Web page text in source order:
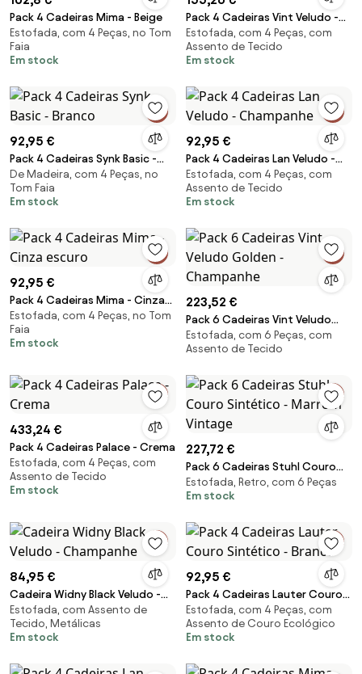
Pack 4 Cadeiras Mima - Beige
Estofada, com 4 Peças, no Tom
Faia
Em stock
Pack 4 Cadeiras Vint Veludo -
Amarelo dourado
Estofada, com 4 Peças, com
Assento de Tecido
Em stock
92,95 €
Pack 4 Cadeiras Synk Basic -
Branco
De Madeira, com 4 Peças, no
Tom Faia
Em stock
92,95 €
Pack 4 Cadeiras Lan Veludo -
Champanhe
Estofada, com 4 Peças, com
Assento de Tecido
Em stock
92,95 €
Pack 4 Cadeiras Mima - Cinza
escuro
Estofada, com 4 Peças, no Tom
Faia
Em stock
223,52 €
Pack 6 Cadeiras Vint Veludo
Golden - Champanhe
Estofada, com 6 Peças, com
Assento de Tecido
433,24 €
Pack 4 Cadeiras Palace - Crema
Estofada, com 4 Peças, com
Assento de Tecido
Em stock
227,72 €
Pack 6 Cadeiras Stuhl Couro
Sintético - Marrom Vintage
Estofada, Retro, com 6 Peças
Em stock
84,95 €
Cadeira Widny Black Veludo -
Champanhe
Estofada, com Assento de
Tecido, Metálicas
Em stock
92,95 €
Pack 4 Cadeiras Lauter Couro
Sintético - Branco
Estofada, com 4 Peças, com
Assento de Couro Ecológico
Em stock